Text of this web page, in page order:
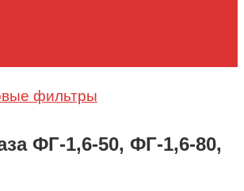
фильтры
ФГ-1,6-50, ФГ-1,6-80,